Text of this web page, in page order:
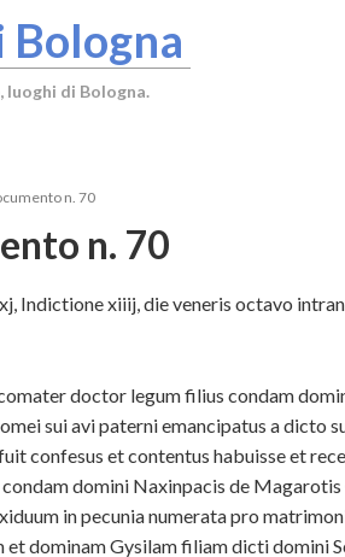
luoghi di Bologna.
n. 70
n. 70
Indictione xiiij, die veneris octavo
doctor legum filius condam
sui avi paterni emancipatus a dicto
confesus et contentus habuisse et
domini Naxinpacis de
in pecunia numerata pro
et dominam Gysilam filiam dicti domini